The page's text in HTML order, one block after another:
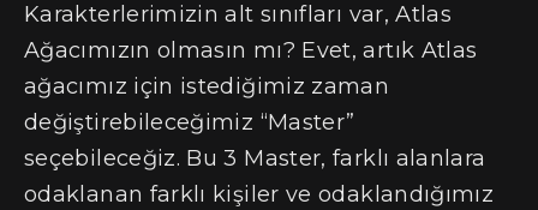
Karakterlerimizin alt sınıfları var, Atlas
Ağacımızın olmasın mı? Evet, artık Atlas
ağacımız için istediğimiz zaman
değiştirebileceğimiz “Master”
seçebileceğiz. Bu 3 Master, farklı alanlara
odaklanan farklı kişiler ve odaklandığımız